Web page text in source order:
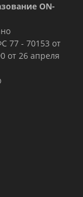
ON-
77 - 70153 от
от 26 апреля